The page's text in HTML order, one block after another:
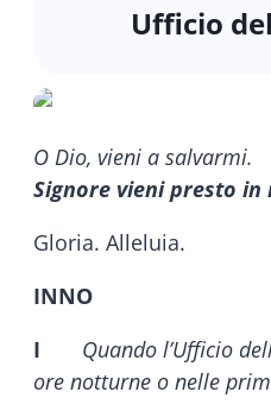
Ufficio
O Dio, vieni a salvarmi.
Signore vieni presto in
Gloria. Alleluia.
INNO
I
Quando l’Ufficio
ore notturne o nelle